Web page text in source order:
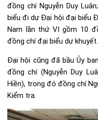
đồng chí Nguyễn Duy
biểu đi dự Đại hội đại biểu
Nam lần thứ VI gồm 10
đồng chí đại biểu dự khuyết.
Đại hội cũng đã bầu Ủy
đồng chí (Nguyễn Duy
Hiền), trong đó đồng chí
Kiểm tra.